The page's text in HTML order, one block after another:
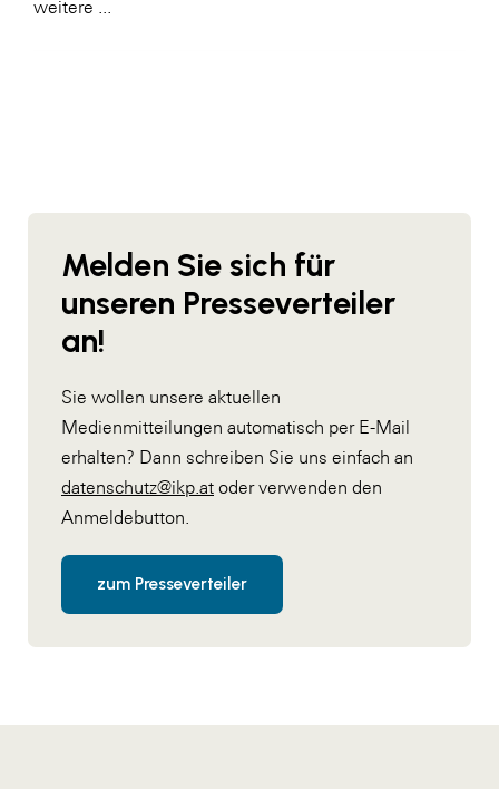
weitere ...
Melden Sie sich für
unseren Presseverteiler
an!
Sie wollen unsere aktuellen
Medienmitteilungen automatisch per E-Mail
erhalten? Dann schreiben Sie uns einfach an
datenschutz@ikp.at oder verwenden den
Anmeldebutton.
zum Presseverteiler